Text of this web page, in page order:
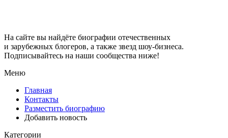
На сайте вы найдёте биографии отечественных
и зарубежных блогеров, а также звезд шоу-бизнеса.
Подписывайтесь на наши сообщества ниже!
Меню
Главная
Контакты
Разместить биографию
Добавить новость
Категории